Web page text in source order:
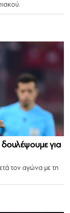
για
τον αγώνα με τη